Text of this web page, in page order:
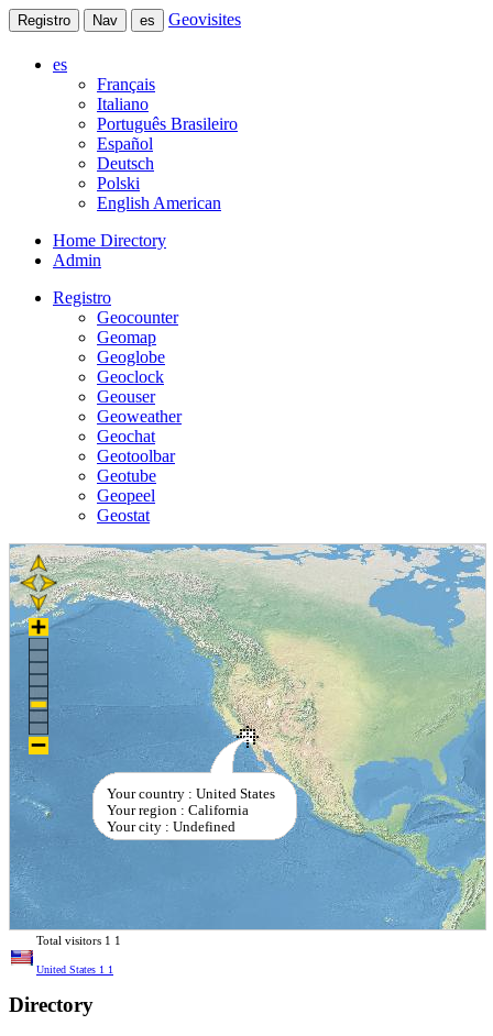
Registro Nav es Geovisites
es
Français
Italiano
Português Brasileiro
Español
Deutsch
Polski
English American
Home Directory
Admin
Registro
Geocounter
Geomap
Geoglobe
Geoclock
Geouser
Geoweather
Geochat
Geotoolbar
Geotube
Geopeel
Geostat
Your country : United States
Your region : California
Your city : Undefined
Total visitors 1 1
United States 1 1
Directory